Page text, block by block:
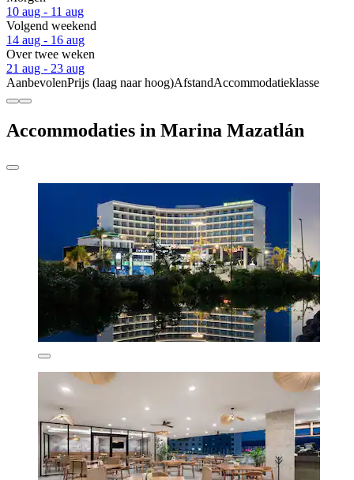
10 aug - 11 aug
Volgend weekend
14 aug - 16 aug
Over twee weken
21 aug - 23 aug
AanbevolenPrijs (laag naar hoog)AfstandAccommodatieklasse
Accommodaties in Marina Mazatlán